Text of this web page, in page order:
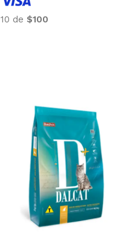
10 de $100